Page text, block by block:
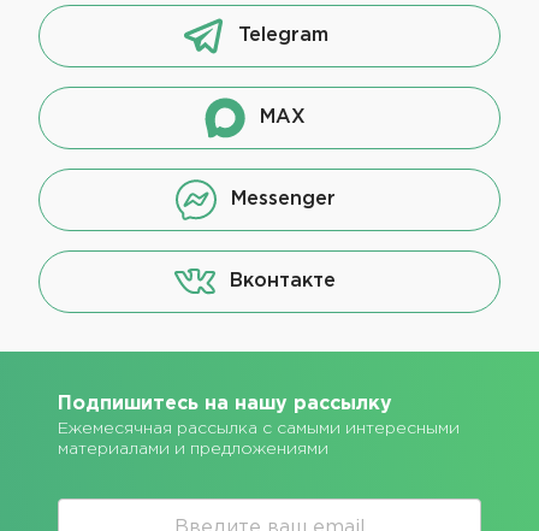
Telegram
MAX
Messenger
Вконтакте
Подпишитесь на нашу рассылку
Ежемесячная рассылка с самыми интересными
материалами и предложениями